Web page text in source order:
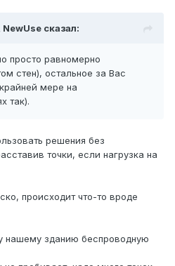
сказал:
просто равномерно
стен), остальное за Вас
мере на
так).
решения без
точки, если нагрузка на
происходит что-то вроде
нашему зданию беспроводную